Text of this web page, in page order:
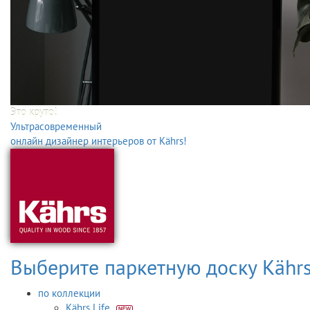
Это круто!
Ультрасовременный
онлайн дизайнер интерьеров от Kährs!
Выберите паркетную доску
по коллекции